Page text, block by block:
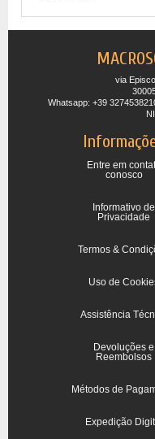
via
Whatsapp: +39
Entre em
conosco
Informativo de
Privacidade
Termos &
Uso de
Assistência
Devoluções e
Reembolsos
Métodos de
Expedição